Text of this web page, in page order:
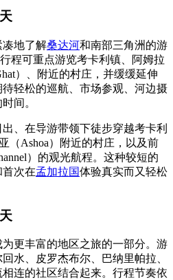
凑地了解桑达河和南部三角洲的游
程可重点游览考卡利镇、阿姆拉
）、附近的村庄，并缓缓延伸
轻松的巡航、市场参观、河边摄
间。
、在导游带领下徒步穿越考卡利
（Ashoa）附近的村庄，以及前
）的观光航程。这种较短的
次在孟加拉国体验真实而又轻松
更丰富的地区之旅的一部分。游
水、皮罗杰布尔、巴纳里帕拉、
连的社区结合起来。行程节奏依